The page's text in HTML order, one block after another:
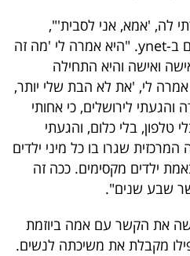
לה, 'אמא, אני לסבית'",
סיפרה אווקה בריאיון שפורסם ב-ynet. "היא אמרה לי 'מה זה
ואישה והיא התחילה
לי, 'את לא הבת שלי יותר,
והגעתי לירושלים, כי אחותי
טלפון, בלי כלום, והגעתי
המרכזית שגרו בו כל מיני ילדים
ילדים מקסימים. ככה זה
שבע שנים".
את הקשר עם אמה ביוזמת
מקבלת את משיכתה לנשים.